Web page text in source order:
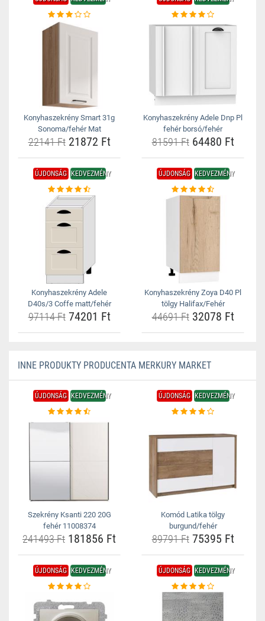
Konyhaszekrény Smart 31g
Sonoma/fehér Mat
22141 Ft21872 Ft
Konyhaszekrény Adele Dnp Pl
fehér borsó/fehér
81591 Ft64480 Ft
ÚJDONSÁG KEDVEZMÉNY
Konyhaszekrény Adele
D40s/3 Coffe matt/fehér
97114 Ft74201 Ft
ÚJDONSÁG KEDVEZMÉNY
Konyhaszekrény Zoya D40 Pl
tölgy Halifax/Fehér
44691 Ft32078 Ft
INNE PRODUKTY PRODUCENTA MERKURY MARKET
ÚJDONSÁG KEDVEZMÉNY
Szekrény Ksanti 220 20G
fehér 11008374
241493 Ft 181856 Ft
ÚJDONSÁG KEDVEZMÉNY
Komód Latika tölgy
burgund/fehér
89791 Ft75395 Ft
ÚJDONSÁG KEDVEZMÉNY ÚJDONSÁG KEDVEZMÉNY